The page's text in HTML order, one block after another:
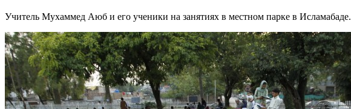
Учитель Мухаммед Аюб и его ученики на занятиях в местном парке в Исламабаде.